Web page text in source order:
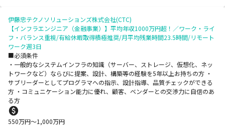
伊藤忠テクノソリューションズ株式会社(CTC)
【インフラエンジニア（金融事業）】平均年収1000万円超！／ワーク・ライ
フ・バランス重視/有給休暇取得積極推奨/月平均残業時間23.5時間/リモート
ワーク週3日
■必須条件
・一般的なシステムインフラの知識（サーバー、ストレージ、仮想化、ネッ
トワークなど）ならびに提案、設計、構築等の経験を5年以上お持ちの方 ・
サブリーダーとしてプログラマへの指示、設計指導、品質チェックができる
方 ・コミュニケーション能力に優れ、顧客、ベンダーとの交渉力に自信のあ
る方
550万円〜1,000万円